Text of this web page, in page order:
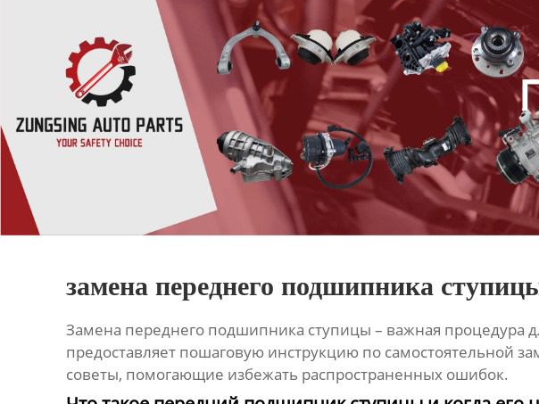
замена переднего подшипника
Замена переднего подшипника ступицы – важная процедура
предоставляет пошаговую инструкцию по самостоятельной
советы, помогающие избежать распространенных ошибок.